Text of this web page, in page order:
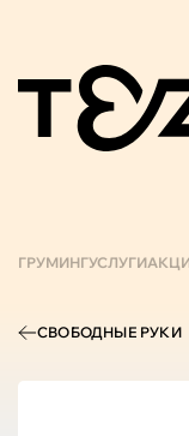
ГРУМИНГУСЛУГИ
СВОБОДНЫЕ РУКИ